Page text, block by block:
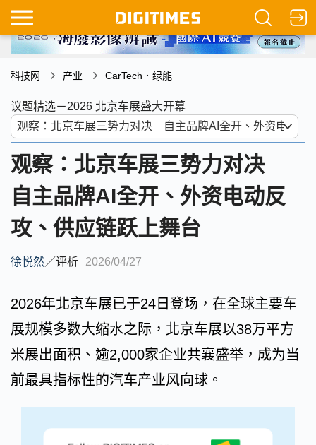
科技网 产业 CarTech．绿能
议题精选－2026 北京车展盛大开幕
观察：北京车展三势力对决
自主品牌AI全开、外资电动反
攻、供应链跃上舞台
徐悦然／评析 2026/04/27
2026年北京车展已于24日登场，在全球主要车
展规模多数大缩水之际，北京车展以38万平方
米展出面积、逾2,000家企业共襄盛举，成为当
前最具指标性的汽车产业风向球。